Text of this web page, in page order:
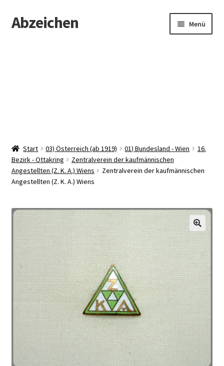
Zur
Navigation
Zum
Inhalt
Abzeichen Menü
Start 03) Österreich (ab 1919) 01) Bundesland - Wien
16.
Bezirk - Ottakring
Zentralverein der kaufmännischen
Angestellten (Z. K. A.) Wiens
Zentralverein der kaufmännischen
Angestellten (Z. K. A.) Wiens